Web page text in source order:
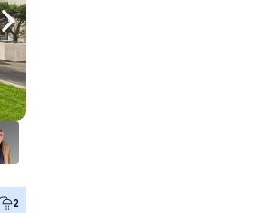
Naviguer vers la droite
2